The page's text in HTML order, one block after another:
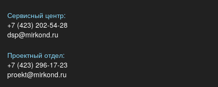
Сервисный центр:
+7 (423) 202-54-28
dsp@mirkond.ru
Проектный отдел:
+7 (423) 296-17-23
proekt@mirkond.ru